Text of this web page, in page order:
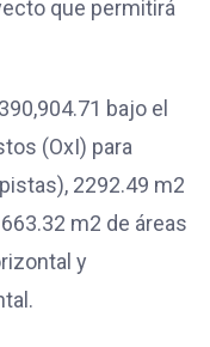
que permitirá
bajo el
(OxI) para
2292.49 m2
m2 de áreas
y